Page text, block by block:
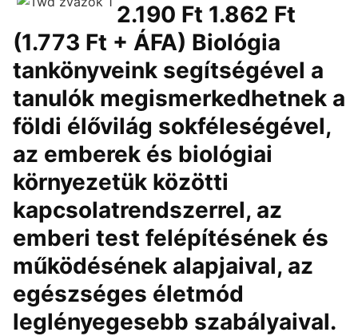
2.190 Ft 1.862 Ft
(1.773 Ft + ÁFA) Biológia
tankönyveink segítségével a
tanulók megismerkedhetnek a
földi élővilág sokféleségével,
az emberek és biológiai
környezetük közötti
kapcsolatrendszerrel, az
emberi test felépítésének és
működésének alapjaival, az
egészséges életmód
leglényegesebb szabályaival.